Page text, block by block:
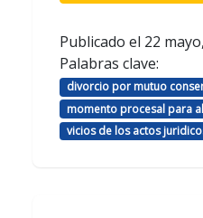
Publicado el 22
Palabras clave:
divorcio por mutuo
momento procesal para
vicios de los actos